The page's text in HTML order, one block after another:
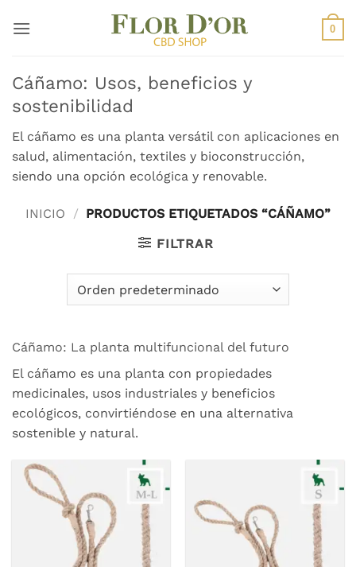
0
Cáñamo: Usos, beneficios y
sostenibilidad
El cáñamo es una planta versátil con aplicaciones en
salud, alimentación, textiles y bioconstrucción,
siendo una opción ecológica y renovable.
INICIO / PRODUCTOS ETIQUETADOS “CÁÑAMO”
FILTRAR
Cáñamo: La planta multifuncional del futuro
El cáñamo es una planta con propiedades
medicinales, usos industriales y beneficios
ecológicos, convirtiéndose en una alternativa
sostenible y natural.